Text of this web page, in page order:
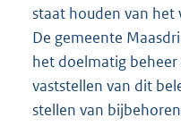
staat houden van het
De gemeente
het doelmatig
vaststellen van dit
stellen van